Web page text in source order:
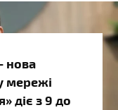
нова
мережі
діє з 9 до